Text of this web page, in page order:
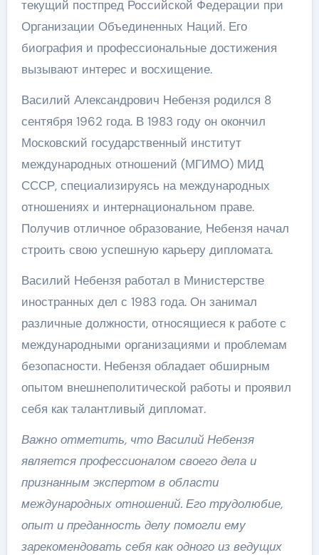
текущий постпред Российской Федерации при
Организации Объединенных Наций. Его
биография и профессиональные достижения
вызывают интерес и восхищение.
Василий Александрович Небензя родился 8
сентября 1962 года. В 1983 году он окончил
Московский государственный институт
международных отношений (МГИМО) МИД
СССР, специализируясь на международных
отношениях и интернациональном праве.
Получив отличное образование, Небензя начал
строить свою успешную карьеру дипломата.
Василий Небензя работал в Министерстве
иностранных дел с 1983 года. Он занимал
различные должности, относящиеся к работе с
международными организациями и проблемам
безопасности. Небензя обладает обширным
опытом внешнеполитической работы и проявил
себя как талантливый дипломат.
Важно отметить, что Василий Небензя
является профессионалом своего дела и
признанным экспертом в области
международных отношений. Его трудолюбие,
опыт и преданность делу помогли ему
зарекомендовать себя как одного из ведущих